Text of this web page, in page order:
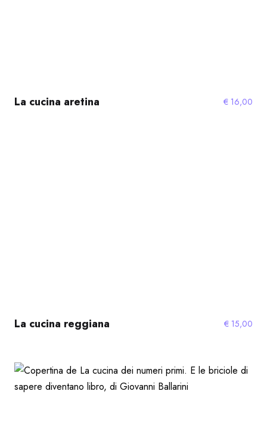
La cucina aretina € 16,00
La cucina reggiana € 15,00